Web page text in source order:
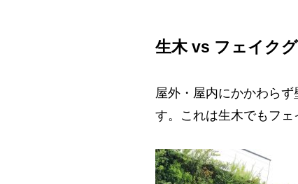
生木 vs フェイク
屋外・屋内にかかわら
す。これは生木でもフェ